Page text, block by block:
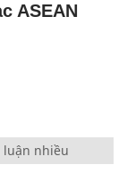
ASEAN
luận nhiều